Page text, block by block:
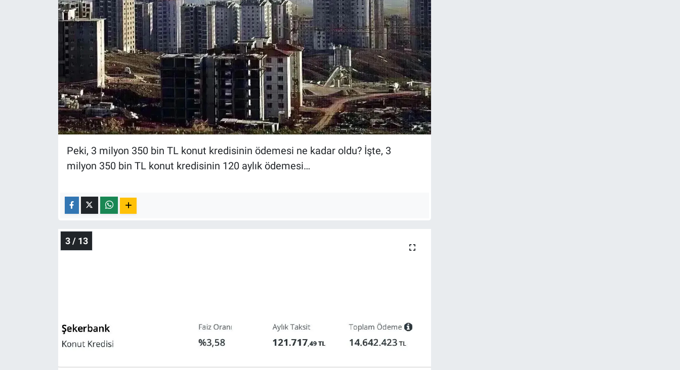
Peki, 3 milyon 350 bin TL konut kredisinin ödemesi ne kadar oldu? İşte, 3
milyon 350 bin TL konut kredisinin 120 aylık ödemesi…
3 / 13
Yerel Yaşam
Canlı Yayın